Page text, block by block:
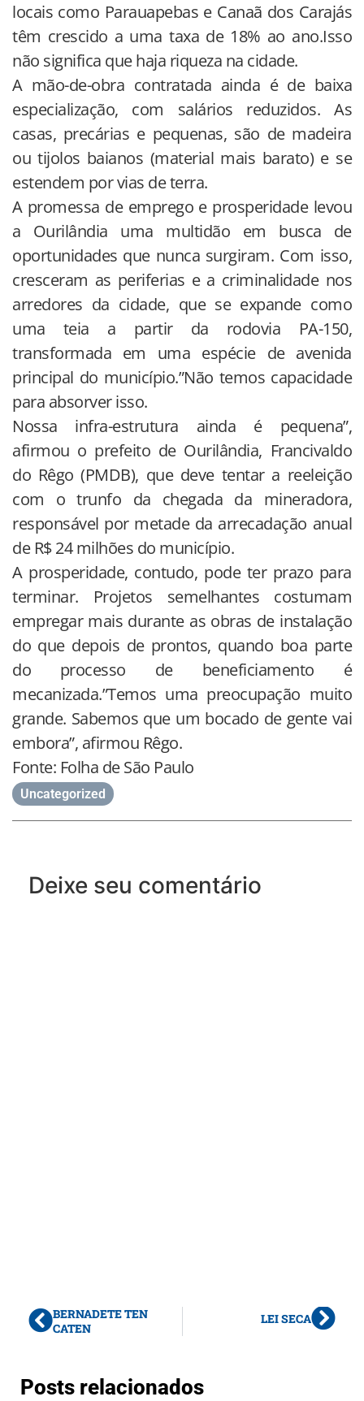
locais como Parauapebas e Canaã dos Carajás
têm crescido a uma taxa de 18% ao ano.Isso
não significa que haja riqueza na cidade.
A mão-de-obra contratada ainda é de baixa
especialização, com salários reduzidos. As
casas, precárias e pequenas, são de madeira
ou tijolos baianos (material mais barato) e se
estendem por vias de terra.
A promessa de emprego e prosperidade levou
a Ourilândia uma multidão em busca de
oportunidades que nunca surgiram. Com isso,
cresceram as periferias e a criminalidade nos
arredores da cidade, que se expande como
uma teia a partir da rodovia PA-150,
transformada em uma espécie de avenida
principal do município.”Não temos capacidade
para absorver isso.
Nossa infra-estrutura ainda é pequena”,
afirmou o prefeito de Ourilândia, Francivaldo
do Rêgo (PMDB), que deve tentar a reeleição
com o trunfo da chegada da mineradora,
responsável por metade da arrecadação anual
de R$ 24 milhões do município.
A prosperidade, contudo, pode ter prazo para
terminar. Projetos semelhantes costumam
empregar mais durante as obras de instalação
do que depois de prontos, quando boa parte
do processo de beneficiamento é
mecanizada.”Temos uma preocupação muito
grande. Sabemos que um bocado de gente vai
embora”, afirmou Rêgo.
Fonte: Folha de São Paulo
Uncategorized
Deixe seu comentário
BERNADETE TEN
CATEN
LEI SECA
Posts relacionados